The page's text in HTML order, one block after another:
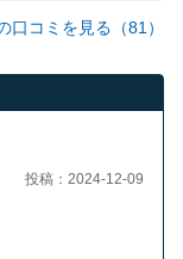
口コミを見る（81）
投稿：2024-12-09